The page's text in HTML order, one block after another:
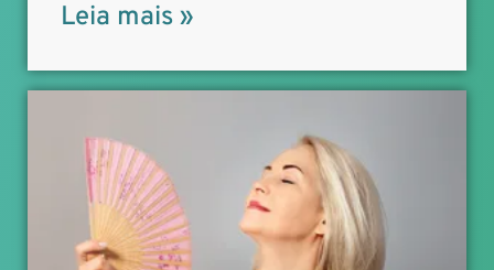
Leia mais »